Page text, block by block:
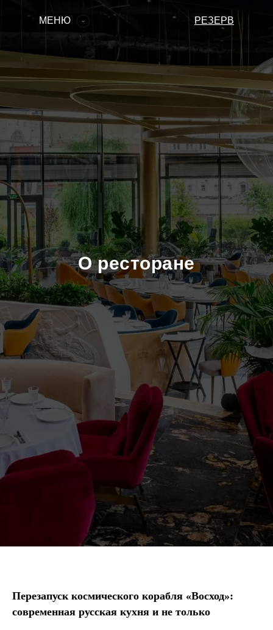
МЕНЮ РЕЗЕРВ
РЕЗЕРВ
Контакты
Ателье тортов
Новости
О ресторане
Главная
О ресторане
Перезапуск космического корабля «Восход»:
современная русская кухня и не только